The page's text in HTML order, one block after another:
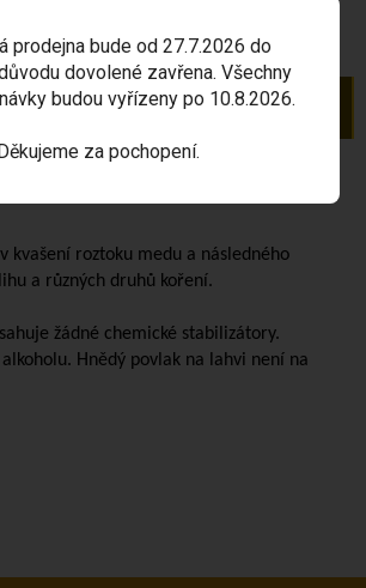
kvašení roztoku medu a následného
a různých druhů koření.
žádné chemické stabilizátory.
alkoholu. Hnědý povlak na lahvi není na
prodejna bude od 27.7.2026 do
dovolené zavřena. Všechny
budou vyřízeny po 10.8.2026.
za pochopení.